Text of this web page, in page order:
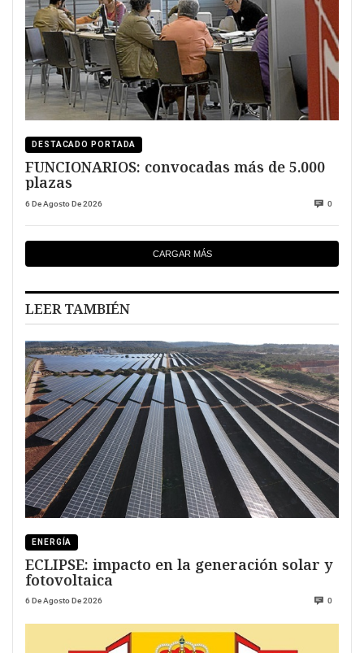
DESTACADO PORTADA
FUNCIONARIOS: convocadas más de 5.000
plazas
6 De Agosto De 2026 0
CARGAR MÁS
LEER TAMBIÉN
ENERGÍA
ECLIPSE: impacto en la generación solar y
fotovoltaica
6 De Agosto De 2026 0